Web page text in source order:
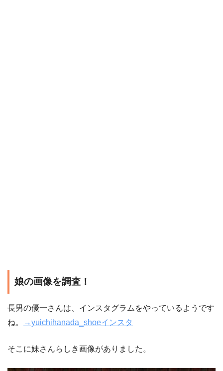
娘の画像を調査！
長男の優一さんは、インスタグラムをやっているようです
ね。
→yuichihanada_shoeインスタ
そこに妹さんらしき画像がありました。